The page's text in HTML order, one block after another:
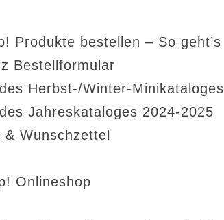
Produkte bestellen – So geht’s
Bestellformular
Herbst-/Winter-Minikataloges
Jahreskataloges 2024-2025
Wunschzettel
Onlineshop